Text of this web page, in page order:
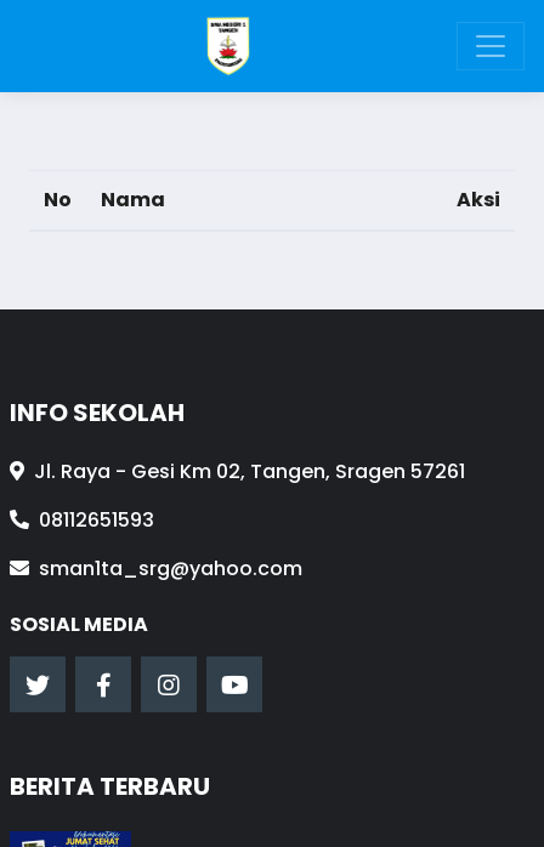
No Nama Aksi
INFO SEKOLAH
Jl. Raya - Gesi Km 02, Tangen, Sragen 57261
08112651593
sman1ta_srg@yahoo.com
SOSIAL MEDIA
BERITA TERBARU